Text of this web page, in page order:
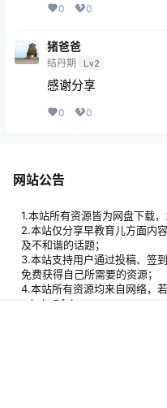
0 0
猪爸爸
结丹期 Lv2
感谢分享
0 0
网站公告
1.本站所有资源皆为网盘下载
2.本站仅分享早教育儿方面内
及不和谐的话题；
3.本站支持用户通过投稿、签
免费获得自己所需要的资源；
4.本站所有资源均来自网络，
admin@fzbw.cn；